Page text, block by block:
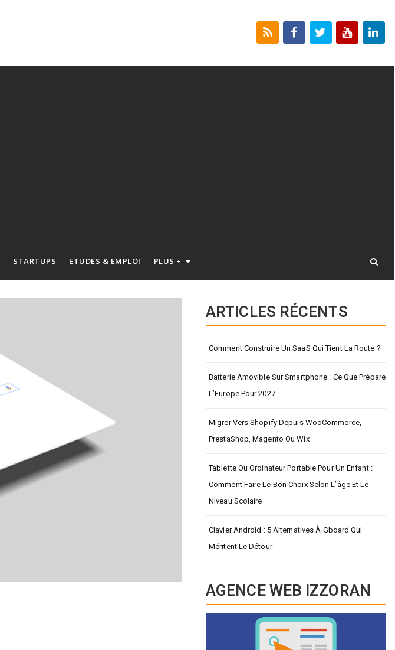
STARTUPS ETUDES & EMPLOI PLUS +
ARTICLES RÉCENTS
Comment Construire Un SaaS Qui Tient La Route ?
Batterie Amovible Sur Smartphone : Ce Que Prépare
L’Europe Pour 2027
Migrer Vers Shopify Depuis WooCommerce,
PrestaShop, Magento Ou Wix
Tablette Ou Ordinateur Portable Pour Un Enfant :
Comment Faire Le Bon Choix Selon L’âge Et Le
Niveau Scolaire
Clavier Android : 5 Alternatives À Gboard Qui
Méritent Le Détour
AGENCE WEB IZZORAN